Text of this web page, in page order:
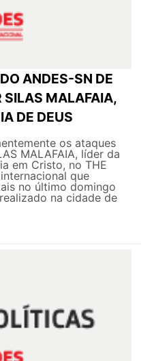
ANDES-SN DE
SILAS MALAFAIA,
DE DEUS
os ataques
MALAFAIA, líder da
em Cristo, no THE
que
no último domingo
na cidade de